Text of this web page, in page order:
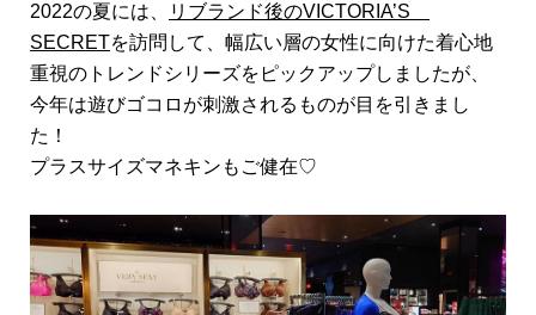
2022の夏には、
リブランド後のVICTORIA’S
SECRETを訪問して、幅広い層の女性に向けた着心地
重視のトレンドシリーズをピックアップしましたが、
今年は遊びゴコロが刺激されるものが目を引きまし
た！
プラスサイズマネキンもご健在♡